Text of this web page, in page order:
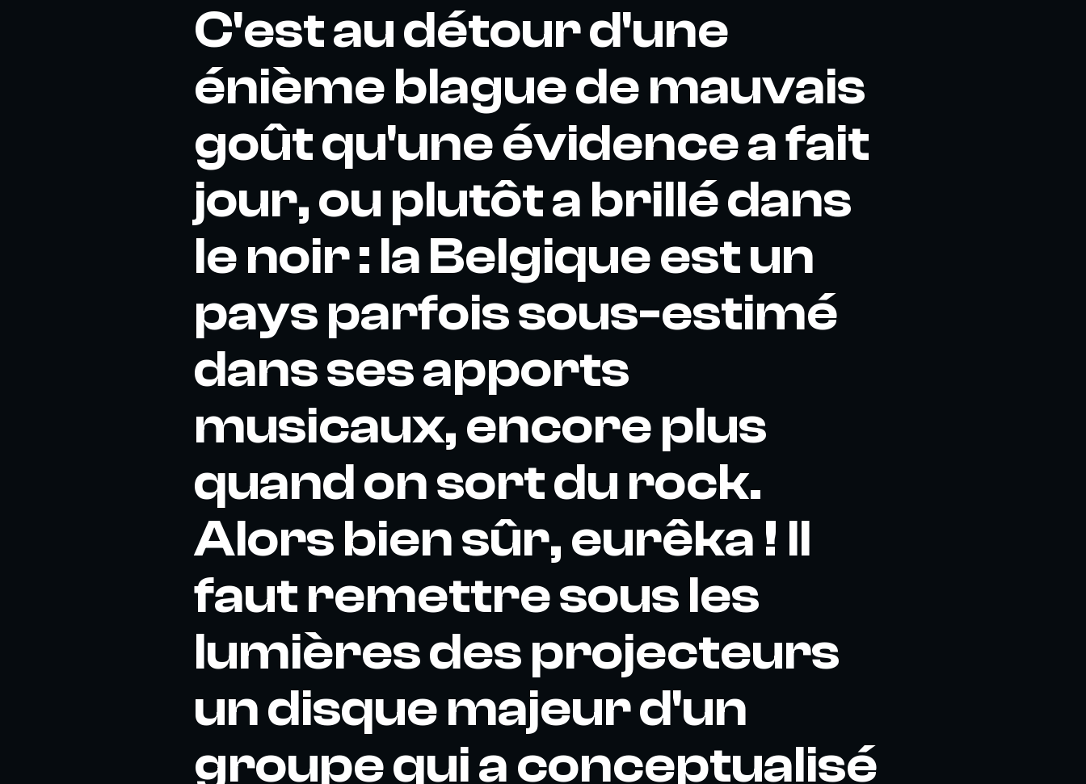
C'est au détour d'une
énième blague de mauvais
goût qu'une évidence a fait
jour, ou plutôt a brillé dans
le noir : la Belgique est un
pays parfois sous-estimé
dans ses apports
musicaux, encore plus
quand on sort du rock.
Alors bien sûr, eurêka ! Il
faut remettre sous les
lumières des projecteurs
un disque majeur d'un
groupe qui a conceptualisé